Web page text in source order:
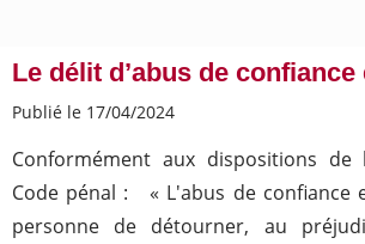
Le délit d’abus de
Publié le 17/04/2024
Conformément aux dispositions de
Code pénal : « L'abus de confiance
personne de détourner, au